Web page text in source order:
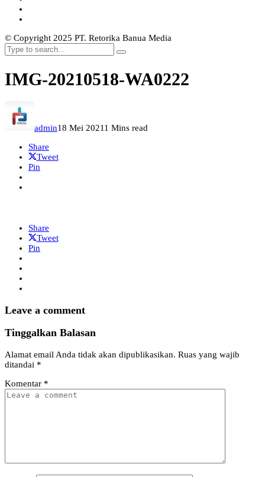
© Copyright 2025 PT. Retorika Banua Media
IMG-20210518-WA0222
admin18 Mei 20211 Mins read
Share
Tweet
Pin
Share
Tweet
Pin
Leave a comment
Tinggalkan Balasan
Alamat email Anda tidak akan dipublikasikan. Ruas yang wajib
ditandai *
Komentar *